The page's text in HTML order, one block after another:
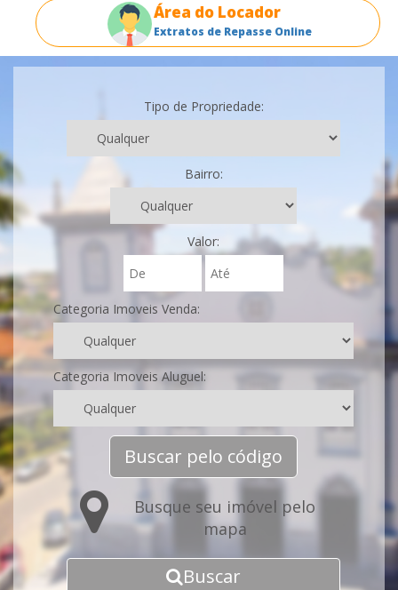
Área do Locador
Extratos de Repasse Online
Tipo de Propriedade:
Bairro:
Valor:
Categoria Imoveis Venda:
Categoria Imoveis Aluguel:
Buscar pelo código
Busque seu imóvel pelo
mapa
Buscar